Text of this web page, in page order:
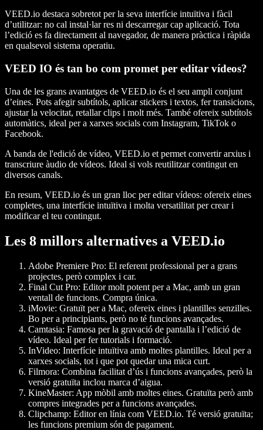
VEED.io destaca sobretot per la seva interfície intuïtiva i fàcil
d’utilitzar: no cal instal·lar res ni descarregar cap aplicació. Tota
l’edició es fa directament al navegador, de manera pràctica i ràpida
en qualsevol sistema operatiu.
VEED IO és tan bo com promet per editar vídeos?
Una de les grans avantatges de VEED.io és el seu ampli conjunt
d’eines. Pots afegir subtítols, aplicar stickers i textos, fer transicions,
ajustar la velocitat, retallar clips i molt més. També ofereix subtítols
automàtics, ideal per a xarxes socials com Instagram, TikTok o
Facebook.
A banda de l'edició de vídeo, VEED.io et permet convertir arxius i
transcriure àudio de vídeos. Ideal si vols reutilitzar contingut en
diversos canals.
En resum, VEED.io és un gran lloc per editar vídeos: ofereix eines
completes, una interfície intuïtiva i molta versatilitat per crear i
modificar el teu contingut.
Les 8 millors alternatives a VEED.io
Adobe Premiere Pro: El referent professional per a grans
projectes, però complex i car.
Final Cut Pro: Editor molt potent per a Mac, amb un gran
ventall de funcions. Compra única.
iMovie: Gratuït per a Mac, ofereix eines i plantilles senzilles.
Bo per a principiants, però no té funcions avançades.
Camtasia: Famosa per la gravació de pantalla i l’edició de
vídeo. Ideal per fer tutorials i formació.
InVideo: Interfície intuïtiva amb moltes plantilles. Ideal per a
xarxes socials, tot i que pot quedar una mica curt.
Filmora: Combina facilitat d’ús i funcions avançades, però la
versió gratuïta inclou marca d’aigua.
KineMaster: App mòbil amb moltes eines. Gratuïta però amb
compres integrades per a funcions avançades.
Clipchamp: Editor en línia com VEED.io. Té versió gratuïta;
les funcions premium són de pagament.